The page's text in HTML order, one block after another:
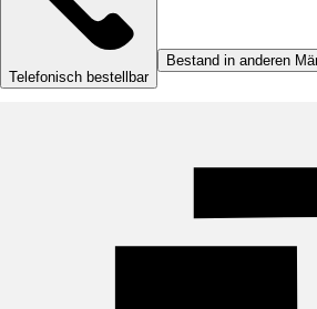
Telefonisch bestellbar
Bestand in anderen